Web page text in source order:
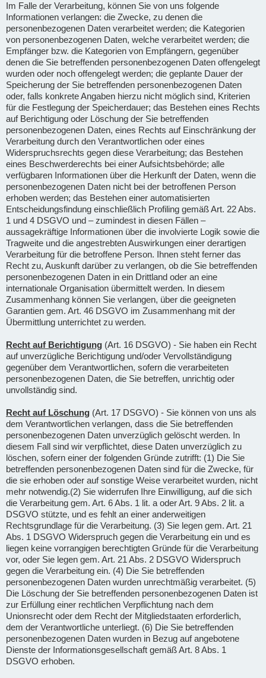
Im Falle der Verarbeitung, können Sie von uns folgende
Informationen verlangen: die Zwecke, zu denen die
personenbezogenen Daten verarbeitet werden; die Kategorien
von personenbezogenen Daten, welche verarbeitet werden; die
Empfänger bzw. die Kategorien von Empfängern, gegenüber
denen die Sie betreffenden personenbezogenen Daten offengelegt
wurden oder noch offengelegt werden; die geplante Dauer der
Speicherung der Sie betreffenden personenbezogenen Daten
oder, falls konkrete Angaben hierzu nicht möglich sind, Kriterien
für die Festlegung der Speicherdauer; das Bestehen eines Rechts
auf Berichtigung oder Löschung der Sie betreffenden
personenbezogenen Daten, eines Rechts auf Einschränkung der
Verarbeitung durch den Verantwortlichen oder eines
Widerspruchsrechts gegen diese Verarbeitung; das Bestehen
eines Beschwerderechts bei einer Aufsichtsbehörde; alle
verfügbaren Informationen über die Herkunft der Daten, wenn die
personenbezogenen Daten nicht bei der betroffenen Person
erhoben werden; das Bestehen einer automatisierten
Entscheidungsfindung einschließlich Profiling gemäß Art. 22 Abs.
1 und 4 DSGVO und – zumindest in diesen Fällen –
aussagekräftige Informationen über die involvierte Logik sowie die
Tragweite und die angestrebten Auswirkungen einer derartigen
Verarbeitung für die betroffene Person. Ihnen steht ferner das
Recht zu, Auskunft darüber zu verlangen, ob die Sie betreffenden
personenbezogenen Daten in ein Drittland oder an eine
internationale Organisation übermittelt werden. In diesem
Zusammenhang können Sie verlangen, über die geeigneten
Garantien gem. Art. 46 DSGVO im Zusammenhang mit der
Übermittlung unterrichtet zu werden.
Recht auf Berichtigung (Art. 16 DSGVO) - Sie haben ein Recht
auf unverzügliche Berichtigung und/oder Vervollständigung
gegenüber dem Verantwortlichen, sofern die verarbeiteten
personenbezogenen Daten, die Sie betreffen, unrichtig oder
unvollständig sind.
Recht auf Löschung (Art. 17 DSGVO) - Sie können von uns als
dem Verantwortlichen verlangen, dass die Sie betreffenden
personenbezogenen Daten unverzüglich gelöscht werden. In
diesem Fall sind wir verpflichtet, diese Daten unverzüglich zu
löschen, sofern einer der folgenden Gründe zutrifft: (1) Die Sie
betreffenden personenbezogenen Daten sind für die Zwecke, für
die sie erhoben oder auf sonstige Weise verarbeitet wurden, nicht
mehr notwendig.(2) Sie widerrufen Ihre Einwilligung, auf die sich
die Verarbeitung gem. Art. 6 Abs. 1 lit. a oder Art. 9 Abs. 2 lit. a
DSGVO stützte, und es fehlt an einer anderweitigen
Rechtsgrundlage für die Verarbeitung. (3) Sie legen gem. Art. 21
Abs. 1 DSGVO Widerspruch gegen die Verarbeitung ein und es
liegen keine vorrangigen berechtigten Gründe für die Verarbeitung
vor, oder Sie legen gem. Art. 21 Abs. 2 DSGVO Widerspruch
gegen die Verarbeitung ein. (4) Die Sie betreffenden
personenbezogenen Daten wurden unrechtmäßig verarbeitet. (5)
Die Löschung der Sie betreffenden personenbezogenen Daten ist
zur Erfüllung einer rechtlichen Verpflichtung nach dem
Unionsrecht oder dem Recht der Mitgliedstaaten erforderlich,
dem der Verantwortliche unterliegt. (6) Die Sie betreffenden
personenbezogenen Daten wurden in Bezug auf angebotene
Dienste der Informationsgesellschaft gemäß Art. 8 Abs. 1
DSGVO erhoben.